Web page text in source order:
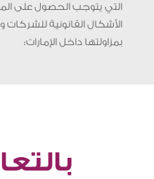
التي يتوجب الحصول على
الأشكال القانونية
بمزاولتها داخل الإمارات: